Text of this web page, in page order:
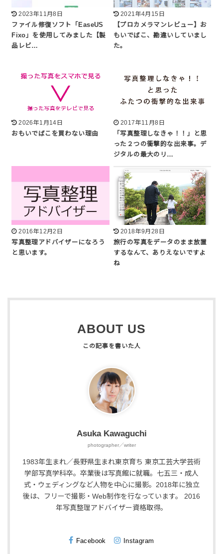
2023年11月8日
ファイル修復ソフト「EaseUS
Fixo」を使用してみました【製
品レビ…
2021年4月15日
【プロカメラマンレビュー】お
もいでばこ、勘違いしていまし
た。
2026年1月14日
おもいでばこを買わない理由
2017年11月8日
「写真整理しなきゃ！！」と思
った２つの衝撃的な出来事。デ
ジタルの最大のリ…
2016年12月2日
写真整理アドバイザーになろう
と思います。
2018年9月28日
旅行の写真をデータのまま放置
するなんて、ありえないですよ
ね
ABOUT US
Asuka Kawaguchi
photographer／writer
1983年生まれ／長野県生まれ東京育ち 東京工芸大学芸術
学部写真学科卒。卒業後は写真館に就職。七五三・成人
式・ウェディングなど人物を中心に撮影。2018年に独立
後は、フリーで撮影・Web制作を行なっています。 2016
年写真整理アドバイザー資格取得。
Facebook Instagram